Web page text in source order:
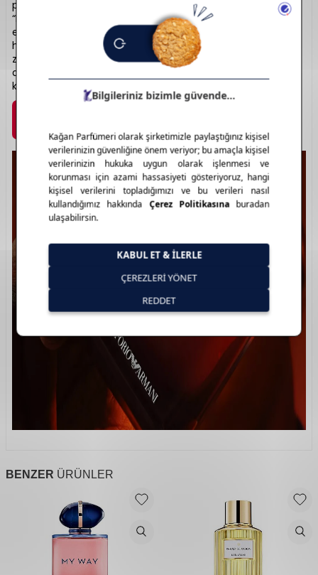
parfüm koleksiyonlarıyla öne çıkar. “Stronger With You” ve
“Because It’s You” gibi çift parfümleriyle uyumu temsil
eder. Kalıcılığı yüksek, modern ve etkileyici notalarla
hazırlanmıştır. Hem kadın hem erkek koleksiyonlarında
zarafet ve tutku hissedilir. Şık şişe tasarımları ile estetik
açıdan da dikkat çeker. Emporio Armani ile stiliniz
kokunuzda hayat bulur.
BENZER ÜRÜNLER